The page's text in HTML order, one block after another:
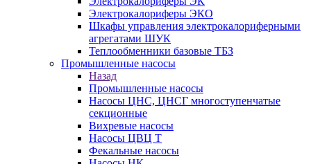
Электрокалориферы ЭКО
Шкафы управления электрокалориферными
агрегатами ШУК
Теплообменники базовые ТБЗ
Промышленные насосы
Назад
Промышленные насосы
Насосы ЦНС, ЦНСГ многоступенчатые
секционные
Вихревые насосы
Насосы ЦВЦ Т
Фекальные насосы